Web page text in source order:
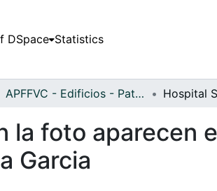
DSpace Statistics
APFFVC - Edificios - Patrimonial
la foto aparecen
Garcia